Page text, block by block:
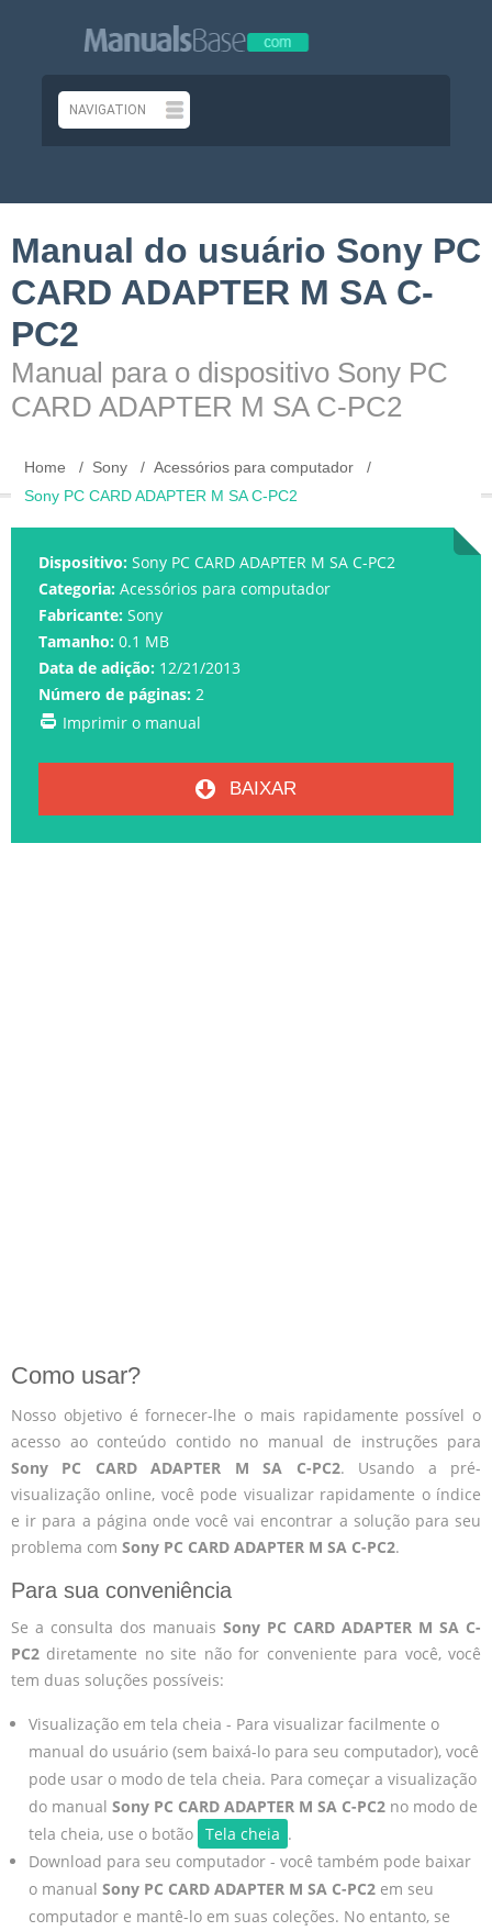
Manual do usuário Sony PC
CARD ADAPTER M SA C-
PC2
Manual para o dispositivo Sony PC
CARD ADAPTER M SA C-PC2
Home Sony
Acessórios para computador
Sony PC CARD ADAPTER M SA C-PC2
Dispositivo: Sony PC CARD ADAPTER M SA C-PC2
Categoria: Acessórios para computador
Fabricante: Sony
Tamanho: 0.1 MB
Data de adição: 12/21/2013
Número de páginas: 2
Imprimir o manual
BAIXAR
Como usar?
Nosso objetivo é fornecer-lhe o mais rapidamente possível o
acesso ao conteúdo contido no manual de instruções para
Sony PC CARD ADAPTER M SA C-PC2. Usando a pré-
visualização online, você pode visualizar rapidamente o índice
e ir para a página onde você vai encontrar a solução para seu
problema com Sony PC CARD ADAPTER M SA C-PC2.
Para sua conveniência
Se a consulta dos manuais Sony PC CARD ADAPTER M SA C-
PC2 diretamente no site não for conveniente para você, você
tem duas soluções possíveis:
Visualização em tela cheia - Para visualizar facilmente o
manual do usuário (sem baixá-lo para seu computador), você
pode usar o modo de tela cheia. Para começar a visualização
do manual Sony PC CARD ADAPTER M SA C-PC2no modo de
tela cheia, use o botão Tela cheia .
Download para seu computador - você também pode baixar
o manual Sony PC CARD ADAPTER M SA C-PC2em seu
computador e mantê-lo em suas coleções. No entanto, se